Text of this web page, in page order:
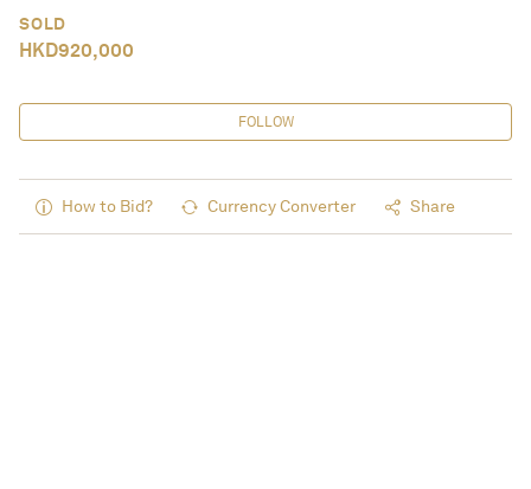
SOLD
HKD920,000
FOLLOW
How to Bid? Currency Converter Share